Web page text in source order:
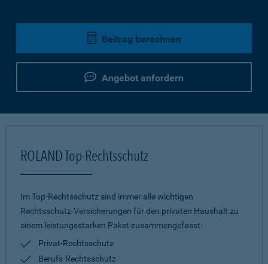
Beitrag berechnen
Angebot anfordern
ROLAND Top-Rechtsschutz
Im Top-Rechtsschutz sind immer alle wichtigen
Rechtsschutz-Versicherungen für den privaten Haushalt zu
einem leistungsstarken Paket zusammengefasst:
Privat-Rechtsschutz
Berufs-Rechtsschutz